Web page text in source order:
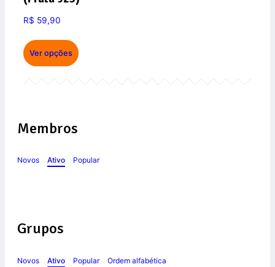
R$ 59,90
Ver opções
Membros
Novos Ativo Popular
Grupos
Novos Ativo Popular Ordem alfabética